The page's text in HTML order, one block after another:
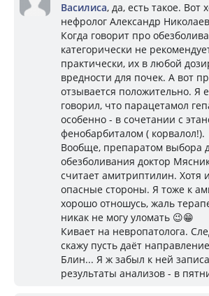
Василиса, да, есть такое. Вот
нефролог Александр
Когда говорит про
категорически не
практически, их в любой
вредности для почек. А вот
отзывается положительно. Я
говорил, что парацетамол
особенно - в сочетании с
фенобарбиталом ( корвалол!).
Вообще, препаратом выбора
обезболивания доктор
считает амитриптилин. Хотя
опасные стороны. Я тоже к
хорошо отношусь, жаль
никак не могу уломать 😉😁
Кивает на невропатолога.
скажу пусть даёт
Блин... Я ж забыл к ней
результаты анализов - в